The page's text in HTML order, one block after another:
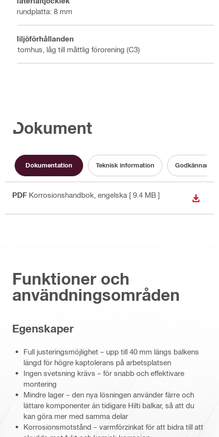
grundplatta: 8 mm
Miljöförhållanden
Utomhus, låg till måttlig förorening (C3)
Dokument
Dokumentation Teknisk information
PDF Korrosionshandbok , engelska [ 9.4 MB ]
LADDA
Funktioner och
användningsområden
Egenskaper
Full justeringsmöjlighet – upp till 40 mm längs balkens
längd för högre kaptolerans på arbetsplatsen
Ingen svetsning krävs – för snabb och effektivare
montering
Mindre lager – den nya lösningen använder färre och
lättare komponenter än tidigare Hilti balkar, så att du
kan göra mer med samma delar
Korrosionsmotstånd – varmförzinkat för att bidra till att